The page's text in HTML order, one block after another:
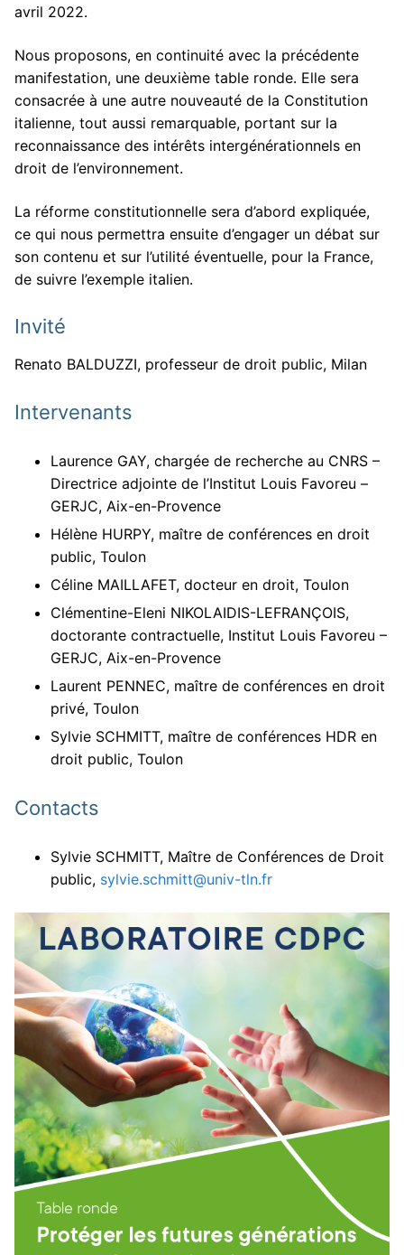
avril 2022.
Nous proposons, en continuité avec la précédente
manifestation, une deuxième table ronde. Elle sera
consacrée à une autre nouveauté de la Constitution
italienne, tout aussi remarquable, portant sur la
reconnaissance des intérêts intergénérationnels en
droit de l’environnement.
La réforme constitutionnelle sera d’abord expliquée,
ce qui nous permettra ensuite d’engager un débat sur
son contenu et sur l’utilité éventuelle, pour la France,
de suivre l’exemple italien.
Invité
Renato BALDUZZI, professeur de droit public, Milan
Intervenants
Laurence GAY, chargée de recherche au CNRS –
Directrice adjointe de l’Institut Louis Favoreu –
GERJC, Aix-en-Provence
Hélène HURPY, maître de conférences en droit
public, Toulon
Céline MAILLAFET, docteur en droit, Toulon
Clémentine-Eleni NIKOLAIDIS-LEFRANÇOIS,
doctorante contractuelle, Institut Louis Favoreu –
GERJC, Aix-en-Provence
Laurent PENNEC, maître de conférences en droit
privé, Toulon
Sylvie SCHMITT, maître de conférences HDR en
droit public, Toulon
Contacts
Sylvie SCHMITT, Maître de Conférences de Droit
public, sylvie.schmitt@univ-tln.fr